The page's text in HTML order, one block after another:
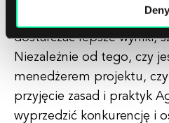
Deny
zespołów, Agile może
dostarczać lepsze wyniki,
Niezależnie od tego, czy
menedżerem projektu,
przyjęcie zasad i praktyk
wyprzedzić konkurencję i